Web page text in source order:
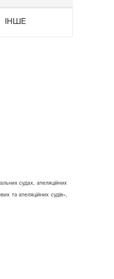
ІНШЕ
судах, апеляційних
та апеляційних судів»,